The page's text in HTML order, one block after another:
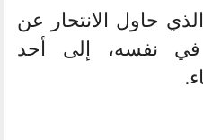
حاول الانتحار عن
نفسه، إلى أحد